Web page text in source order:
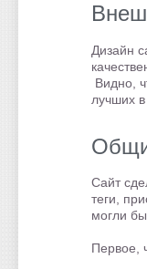
Дизайн
Видно,
лучших в
Сайт
теги,
могли
Первое,